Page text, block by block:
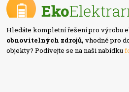
Hledáte kompletní řešení pro výrobu
obnovitelných zdrojů, vhodné pro
objekty? Podívejte se na naši nabídku